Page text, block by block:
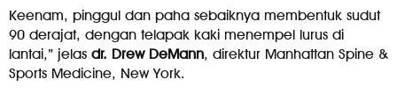
Keenam, pinggul dan paha sebaiknya membentuk sudut
90 derajat, dengan telapak kaki menempel lurus di
lantai,” jelas dr. Drew DeMann, direktur Manhattan Spine &
Sports Medicine, New York.